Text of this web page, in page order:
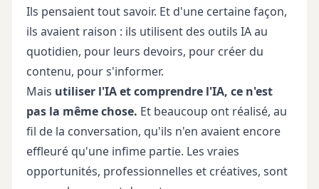
Ils pensaient tout savoir. Et d'une certaine façon,
ils avaient raison : ils utilisent des outils IA au
quotidien, pour leurs devoirs, pour créer du
contenu, pour s'informer.
Mais utiliser l'IA et comprendre l'IA, ce n'est
pas la même chose. Et beaucoup ont réalisé, au
fil de la conversation, qu'ils n'en avaient encore
effleuré qu'une infime partie. Les vraies
opportunités, professionnelles et créatives, sont